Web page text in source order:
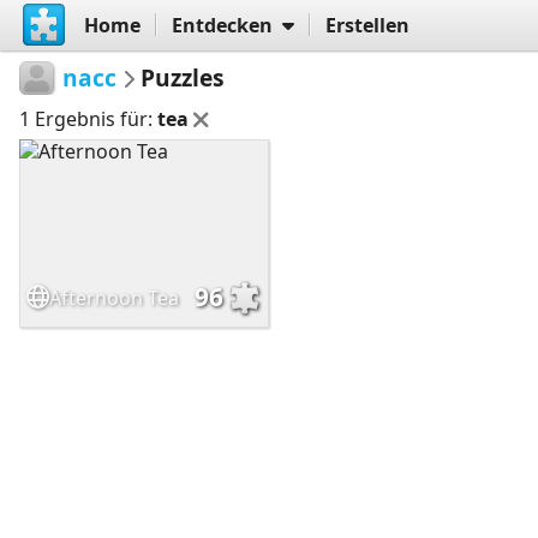
Home Entdecken Erstellen
nacc Puzzles
1 Ergebnis für: tea
Afternoon Tea 96